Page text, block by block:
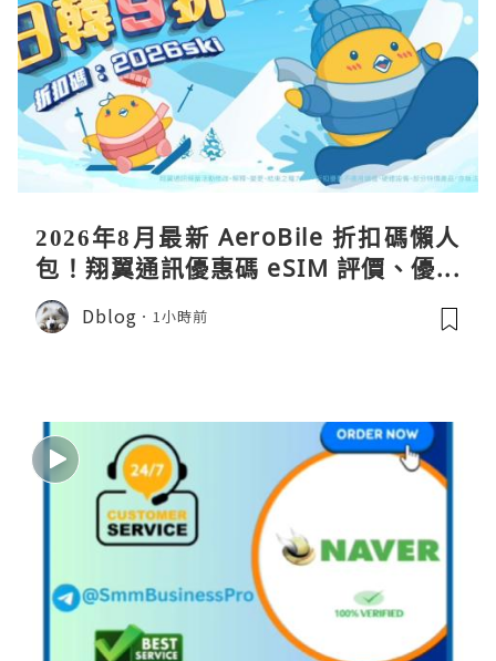
2026年8月最新 AeroBile 折扣碼懶人
包！翔翼通訊優惠碼 eSIM 評價、優缺
點、蝴蝶wifi機教學完整整理
Dblog 1小時前